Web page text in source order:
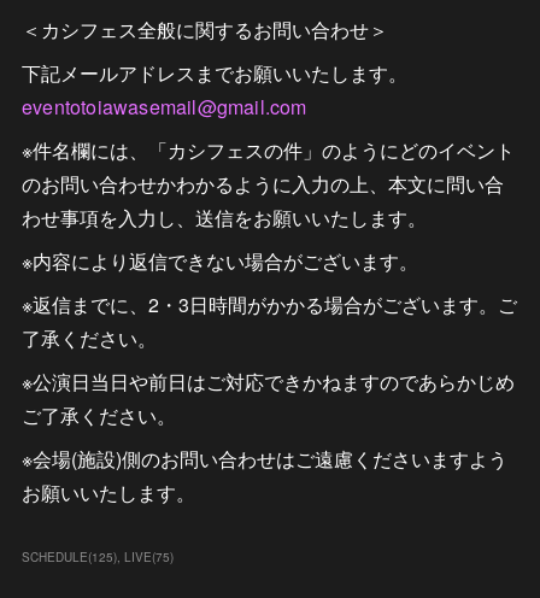
＜カシフェス全般に関するお問い合わせ＞
下記メールアドレスまでお願いいたします。
eventotoiawasemail@gmail.com
※件名欄には、「カシフェスの件」のようにどのイベント
のお問い合わせかわかるように入力の上、本文に問い合
わせ事項を入力し、送信をお願いいたします。
※内容により返信できない場合がございます。
※返信までに、2・3日時間がかかる場合がございます。ご
了承ください。
※公演日当日や前日はご対応できかねますのであらかじめ
ご了承ください。
※会場(施設)側のお問い合わせはご遠慮くださいますよう
お願いいたします。
SCHEDULE(125) LIVE(75)